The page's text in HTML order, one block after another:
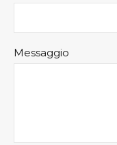
Messaggio